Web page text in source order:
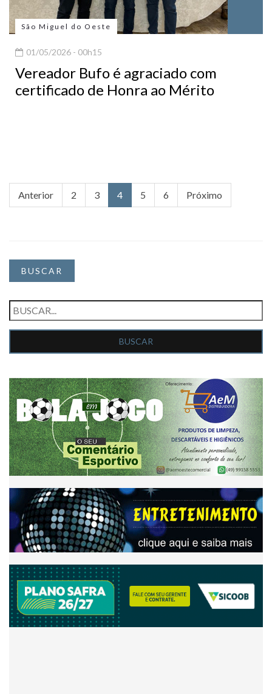
São Miguel do Oeste
01/05/2026 - 00h15
Vereador Bufo é agraciado com
certificado de Honra ao Mérito
Anterior 2 3 4 5 6 Próximo
BUSCAR